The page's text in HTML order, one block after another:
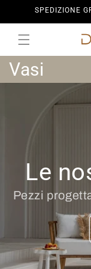
direttamente
ai contenuti
SPEDIZIONE
C
z
n
Vasi
Le
Pezzi